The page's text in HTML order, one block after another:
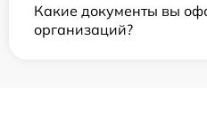
Какие документы вы
организаций?